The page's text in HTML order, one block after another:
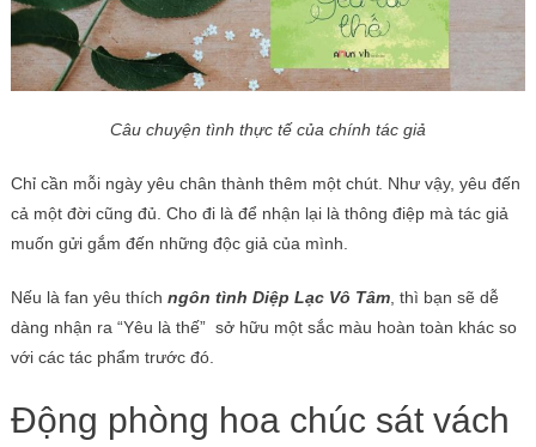
Câu chuyện tình thực tế của chính tác giả
Chỉ cần mỗi ngày yêu chân thành thêm một chút. Như vậy, yêu đến
cả một đời cũng đủ. Cho đi là để nhận lại là thông điệp mà tác giả
muốn gửi gắm đến những độc giả của mình.
Nếu là fan yêu thích ngôn tình Diệp Lạc Vô Tâm, thì bạn sẽ dễ
dàng nhận ra “Yêu là thế” sở hữu một sắc màu hoàn toàn khác so
với các tác phẩm trước đó.
Động phòng hoa chúc sát vách